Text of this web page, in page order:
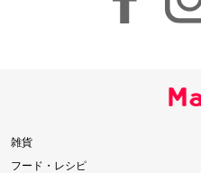
雑貨
フード・レシピ